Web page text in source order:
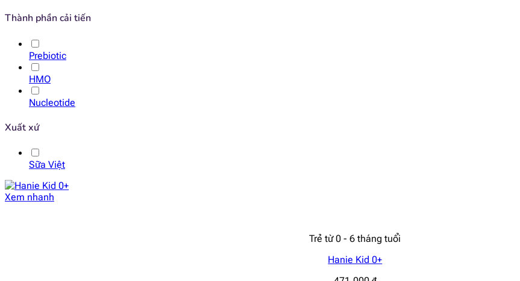
Thành phần cải tiến
Prebiotic
HMO
Nucleotide
Xuất xứ
Sữa Việt
Xem nhanh
Trẻ từ 0 - 6 tháng tuổi
Hanie Kid 0+